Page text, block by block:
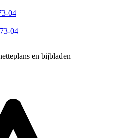
04
04
en bijbladen